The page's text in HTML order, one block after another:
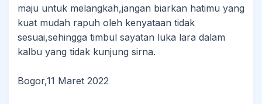
maju untuk melangkah,jangan biarkan hatimu yang
kuat mudah rapuh oleh kenyataan tidak
sesuai,sehingga timbul sayatan luka lara dalam
kalbu yang tidak kunjung sirna.
Bogor,11 Maret 2022